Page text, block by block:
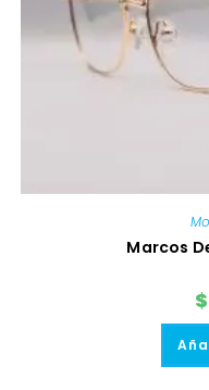
Marcos
$